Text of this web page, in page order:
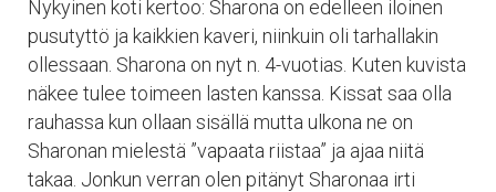
Nykyinen koti kertoo: Sharona on edelleen iloinen
pusutyttö ja kaikkien kaveri, niinkuin oli tarhallakin
ollessaan. Sharona on nyt n. 4-vuotias. Kuten kuvista
näkee tulee toimeen lasten kanssa. Kissat saa olla
rauhassa kun ollaan sisällä mutta ulkona ne on
Sharonan mielestä ”vapaata riistaa” ja ajaa niitä
takaa. Jonkun verran olen pitänyt Sharonaa irti